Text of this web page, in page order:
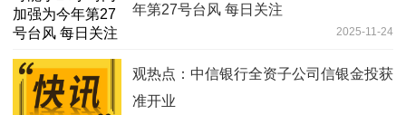
年第27号台风 每日关注
2025-11-24
观热点：中信银行全资子公司信银金投获
准开业